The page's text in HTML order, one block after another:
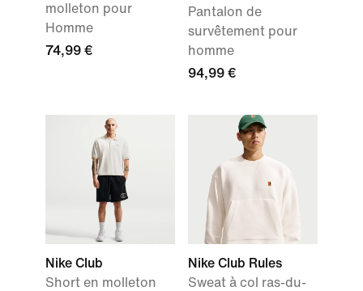
molleton pour
Homme
74,99 €
Pantalon de
survêtement pour
homme
94,99 €
Nike Club
Short en molleton
Nike Club Rules
Sweat à col ras-du-